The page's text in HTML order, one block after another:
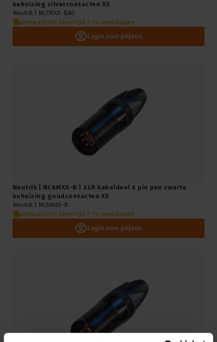
behuizing zilvercontacten XX
Neutrik |
NC7MXX-BAG
Verwachtte levertijd 7-14 werkdagen
Login voor prijzen
Neutrik | NC6MXX-B | XLR kabeldeel 6 pin pen zwarte
behuizing goudcontacten XX
Neutrik |
NC6MXX-B
Verwachtte levertijd 7-14 werkdagen
Login voor prijzen